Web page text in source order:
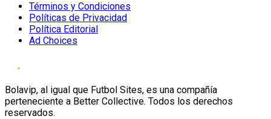
Términos y Condiciones
Políticas de Privacidad
Política Editorial
Ad Choices
Bolavip, al igual que Futbol Sites, es una compañía
perteneciente a Better Collective. Todos los derechos
reservados.